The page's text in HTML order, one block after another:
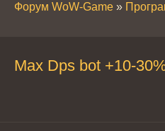
Форум WoW-Game »
Max Dps bot +10-